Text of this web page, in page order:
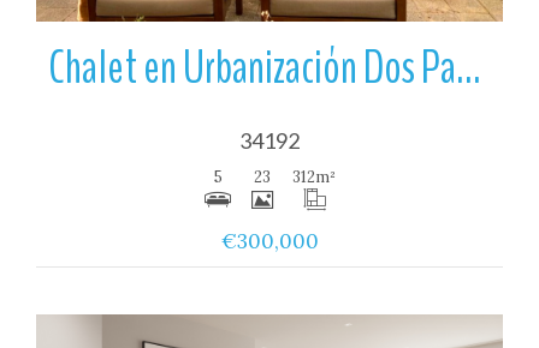
Chalet en Urbanización Dos Pasos
34192
5 23 312m²
€300,000